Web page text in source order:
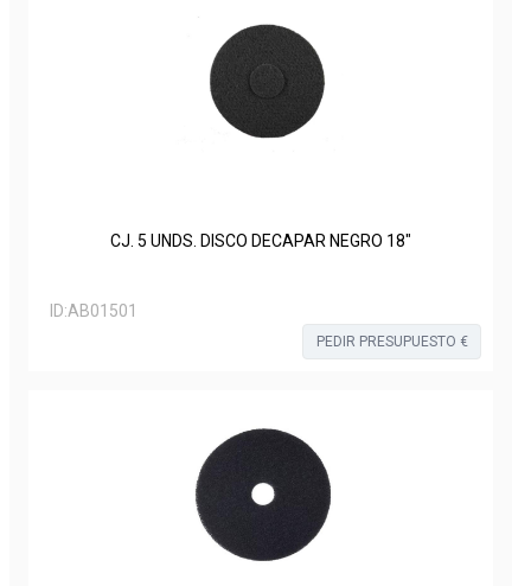
CJ. 5 UNDS. DISCO DECAPAR NEGRO 18"
ID:AB01501
PEDIR PRESUPUESTO €